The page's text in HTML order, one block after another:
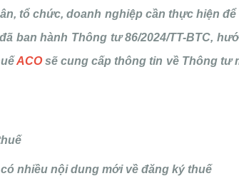
tổ chức, doanh nghiệp cần thực hiện
ban hành Thông tư 86/2024/TT-BTC,
ACOsẽ cung cấp thông tin về Thông tư
nhiều nội dung mới về đăng ký thuế